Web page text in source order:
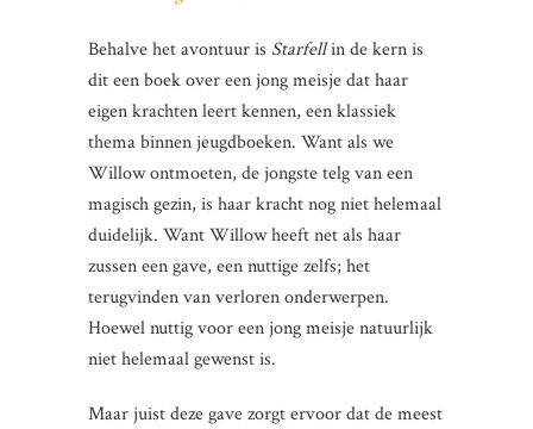
Behalve het avontuur is Starfellin de kern is
dit een boek over een jong meisje dat haar
eigen krachten leert kennen, een klassiek
thema binnen jeugdboeken. Want als we
Willow ontmoeten, de jongste telg van een
magisch gezin, is haar kracht nog niet helemaal
duidelijk. Want Willow heeft net als haar
zussen een gave, een nuttige zelfs; het
terugvinden van verloren onderwerpen.
Hoewel nuttig voor een jong meisje natuurlijk
niet helemaal gewenst is.
Maar juist deze gave zorgt ervoor dat de meest